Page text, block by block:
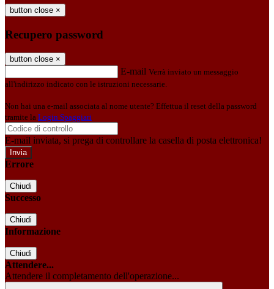
button close ×
Recupero password
button close ×
E-mail Verrà inviato un messaggio
all'indirizzo indicato con le istruzioni necessarie.
Non hai una e-mail associata al nome utente? Effettua il reset della password
tramite la Login Spaggiari
E-mail inviata, si prega di controllare la casella di posta elettronica!
Errore
Chiudi
Successo
Chiudi
Informazione
Chiudi
Attendere...
Attendere il completamento dell'operazione...